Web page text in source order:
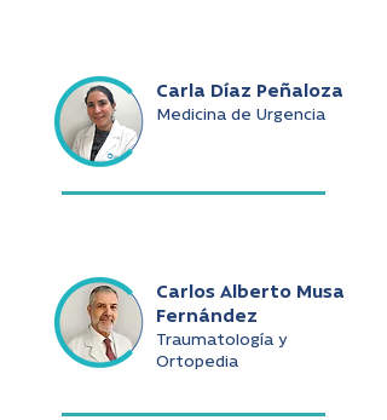
Carla Díaz Peñaloza
Medicina de Urgencia
Carlos Alberto Musa
Fernández
Traumatología y
Ortopedia